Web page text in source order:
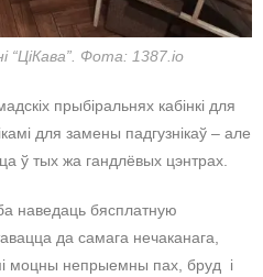
“ЦіКава”. Фота: 1387.io
прыбіральнях кабінкі для
для замены падгузнікаў – але
ў тых жа гандлёвых цэнтрах.
наведаць бясплатную
да самага нечаканага,
моцны непрыемны пах, бруд і